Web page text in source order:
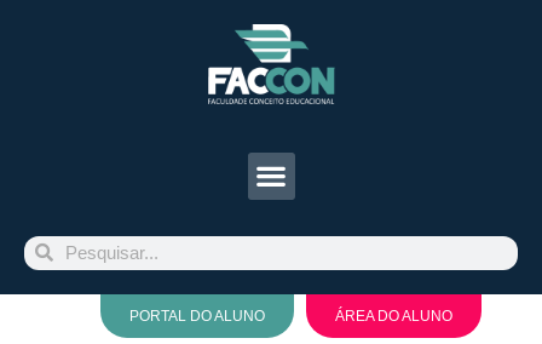
PORTAL DO ALUNO ÁREA DO ALUNO